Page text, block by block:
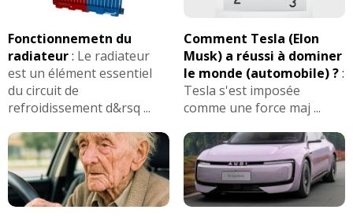
Fonctionnemetn du
radiateur: Le radiateur
est un élément essentiel
du circuit de
refroidissement d&rsq ...
Comment Tesla (Elon
Musk) a réussi à dominer
le monde (automobile) ?:
Tesla s'est imposée
comme une force maj ...